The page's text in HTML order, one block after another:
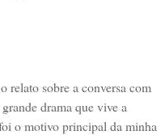
relato sobre a conversa com
drama que vive a
o motivo principal da minha